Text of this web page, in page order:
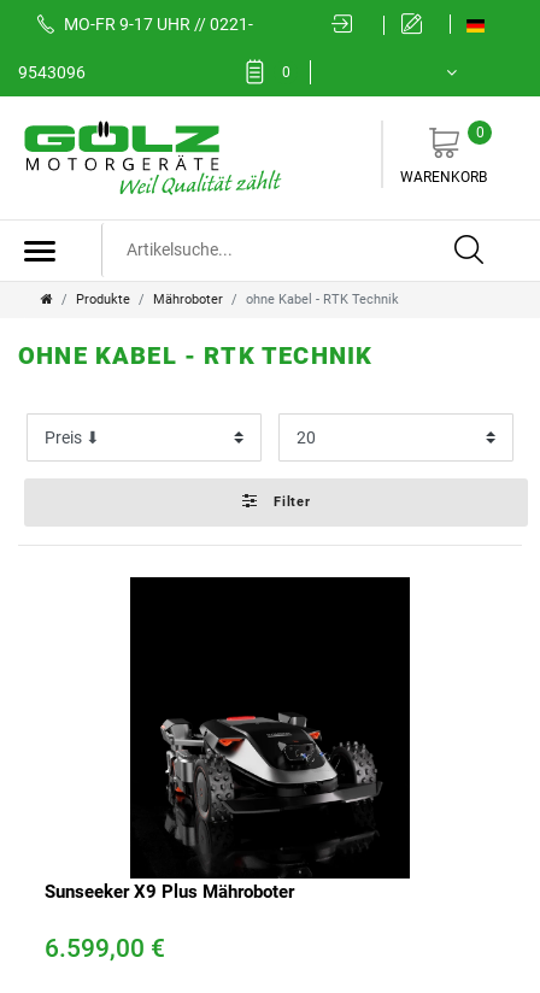
MO-FR 9-17 UHR // 0221-
9543096 0
0
WARENKORB
Produkte Mähroboter ohne Kabel - RTK Technik
OHNE KABEL - RTK TECHNIK
Filter
Sunseeker X9 Plus Mähroboter
6.599,00 €
FILTER
K
e
i
e
e
i